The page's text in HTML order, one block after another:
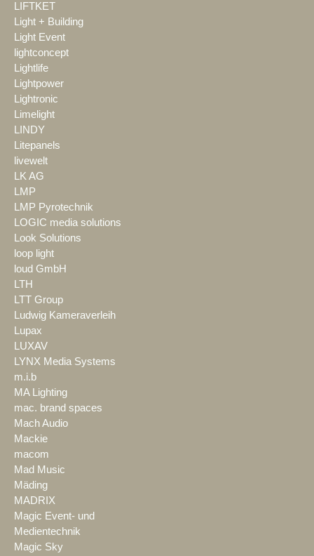
LIFTKET
Light + Building
Light Event
lightconcept
Lightlife
Lightpower
Lightronic
Limelight
LINDY
Litepanels
livewelt
LK AG
LMP
LMP Pyrotechnik
LOGIC media solutions
Look Solutions
loop light
loud GmbH
LTH
LTT Group
Ludwig Kameraverleih
Lupax
LUXAV
LYNX Media Systems
m.i.b
MA Lighting
mac. brand spaces
Mach Audio
Mackie
macom
Mad Music
Mäding
MADRIX
Magic Event- und
Medientechnik
Magic Sky